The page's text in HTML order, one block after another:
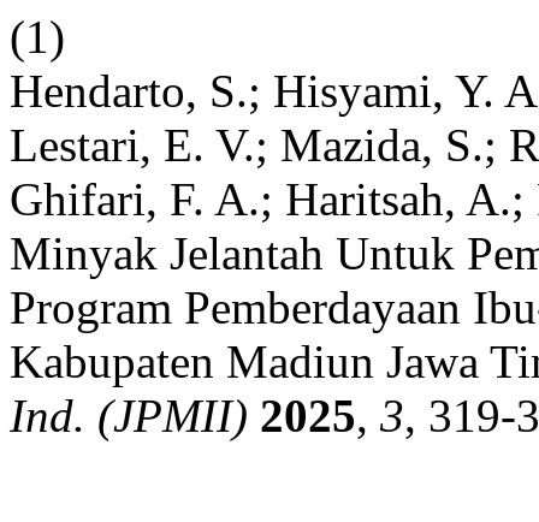
(1)
Hendarto, S.; Hisyami, Y.
Lestari, E. V.; Mazida, S.;
Ghifari, F. A.; Haritsah,
Minyak Jelantah Untuk
Program Pemberdayaan
Kabupaten Madiun Jawa
Ind. (JPMII) 2025, 3, 319-